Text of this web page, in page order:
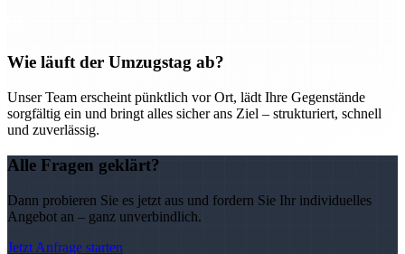
Wie läuft der Umzugstag ab?
Unser Team erscheint pünktlich vor Ort, lädt Ihre Gegenstände
sorgfältig ein und bringt alles sicher ans Ziel – strukturiert, schnell
und zuverlässig.
Alle Fragen geklärt?
Dann probieren Sie es jetzt aus und fordern Sie Ihr individuelles
Angebot an – ganz unverbindlich.
Jetzt Anfrage starten